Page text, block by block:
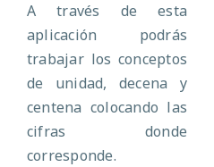
A través de esta
aplicación podrás
trabajar los conceptos
de unidad, decena y
centena colocando las
cifras donde
corresponde.